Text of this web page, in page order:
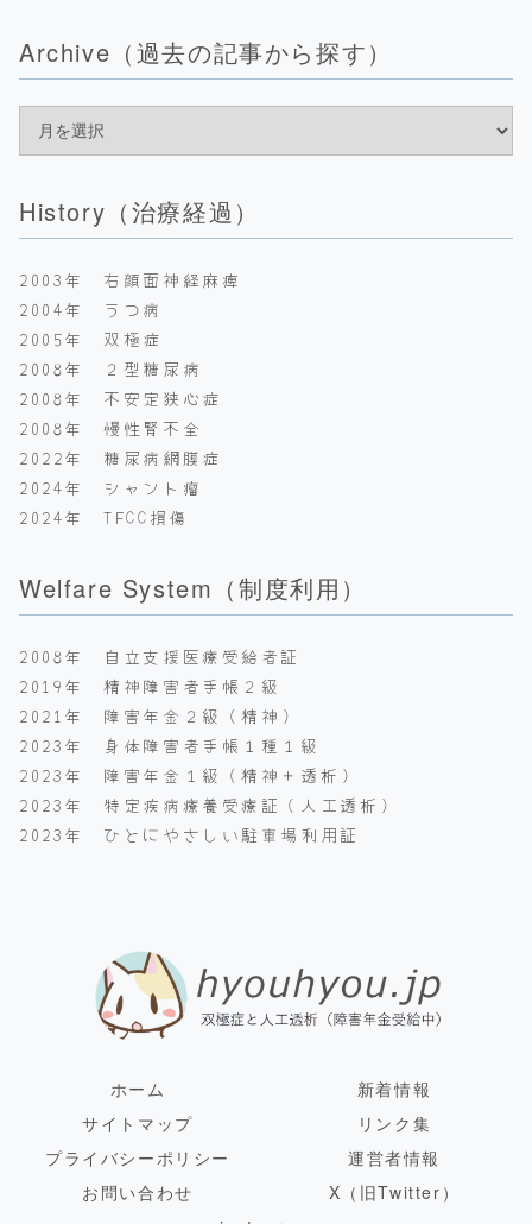
Archive（過去の記事から探す）
History（治療経過）
2003年 右顔面神経麻痺
2004年 うつ病
2005年 双極症
2008年 ２型糖尿病
2008年 不安定狭心症
2008年 慢性腎不全
2022年 糖尿病網膜症
2024年 シャント瘤
2024年 TFCC損傷
Welfare System（制度利用）
2008年 自立支援医療受給者証
2019年 精神障害者手帳２級
2021年 障害年金２級（精神）
2023年 身体障害者手帳１種１級
2023年 障害年金１級（精神＋透析）
2023年 特定疾病療養受療証（人工透析）
2023年 ひとにやさしい駐車場利用証
ホーム
新着情報
サイトマップ
リンク集
プライバシーポリシー
運営者情報
お問い合わせ
X（旧Twitter）